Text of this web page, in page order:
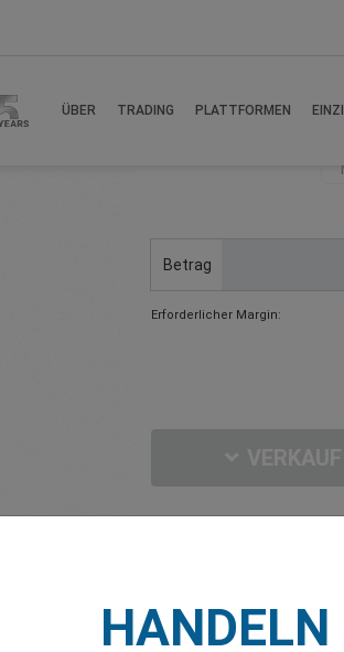
ÜBER TRADING PLATTFORMEN
Betrag
Erforderlicher Margin: